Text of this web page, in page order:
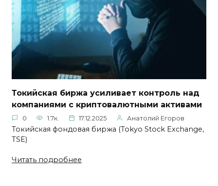
Токийская биржа усиливает контроль над
компаниями с криптовалютными активами
0 1.7к. 17.12.2025 Анатолий Егоров
Токийская фондовая биржа (Tokyo Stock Exchange,
TSE)
Читать подробнее